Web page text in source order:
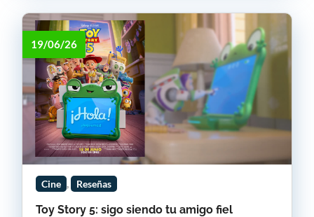
Toy Story 5: sigo siendo tu amigo fiel
19/06/26
Cine Reseñas